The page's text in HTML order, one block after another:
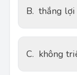
B. thắng lợi
C. không